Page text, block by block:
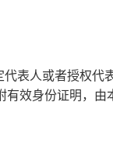
表人或者授权
有效身份证明，由